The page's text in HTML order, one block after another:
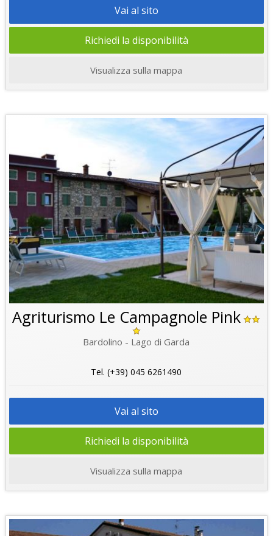
Vai al sito
Richiedi la disponibilità
Visualizza sulla mappa
Agriturismo Le Campagnole Pink
Bardolino - Lago di Garda
Tel. (+39) 045 6261490
Vai al sito
Richiedi la disponibilità
Visualizza sulla mappa